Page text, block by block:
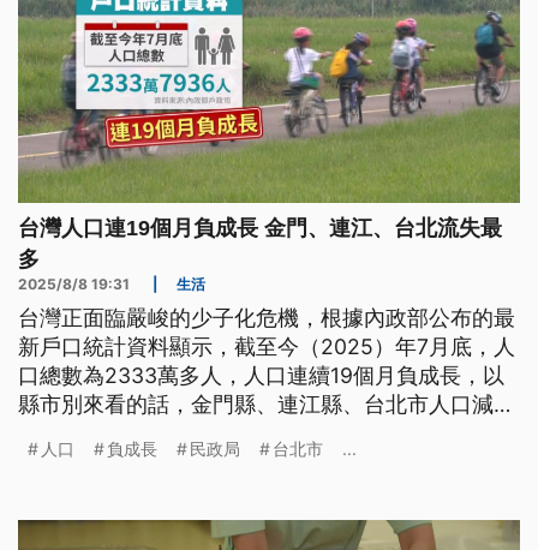
台灣人口連19個月負成長 金門、連江、台北流失最
多
2025/8/8 19:31 生活
台灣正面臨嚴峻的少子化危機，根據內政部公布的最
新戶口統計資料顯示，截至今（2025）年7月底，人
口總數為2333萬多人，人口連續19個月負成長，以
縣市別來看的話，金門縣、連江縣、台北市人口減少
加上捷運系統便利，導致許多人選擇住在房價相對低
人口 負成長 民政局 台北市 ...